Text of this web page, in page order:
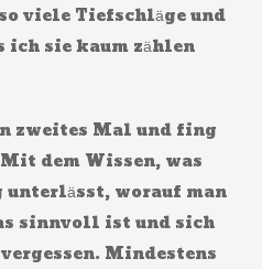
viele Tiefschläge und
ich sie kaum zählen
zweites Mal und fing
dem Wissen, was
unterlässt, worauf man
sinnvoll ist und sich
Mindestens